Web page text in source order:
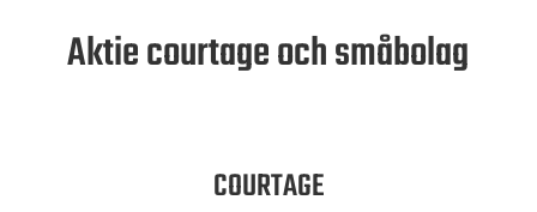
Aktie courtage och småbolag
COURTAGE